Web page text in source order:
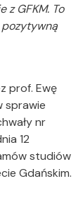
GFKM. To
pozytywną
prof. Ewę
sprawie
nr
12
studiów
Gdańskim.